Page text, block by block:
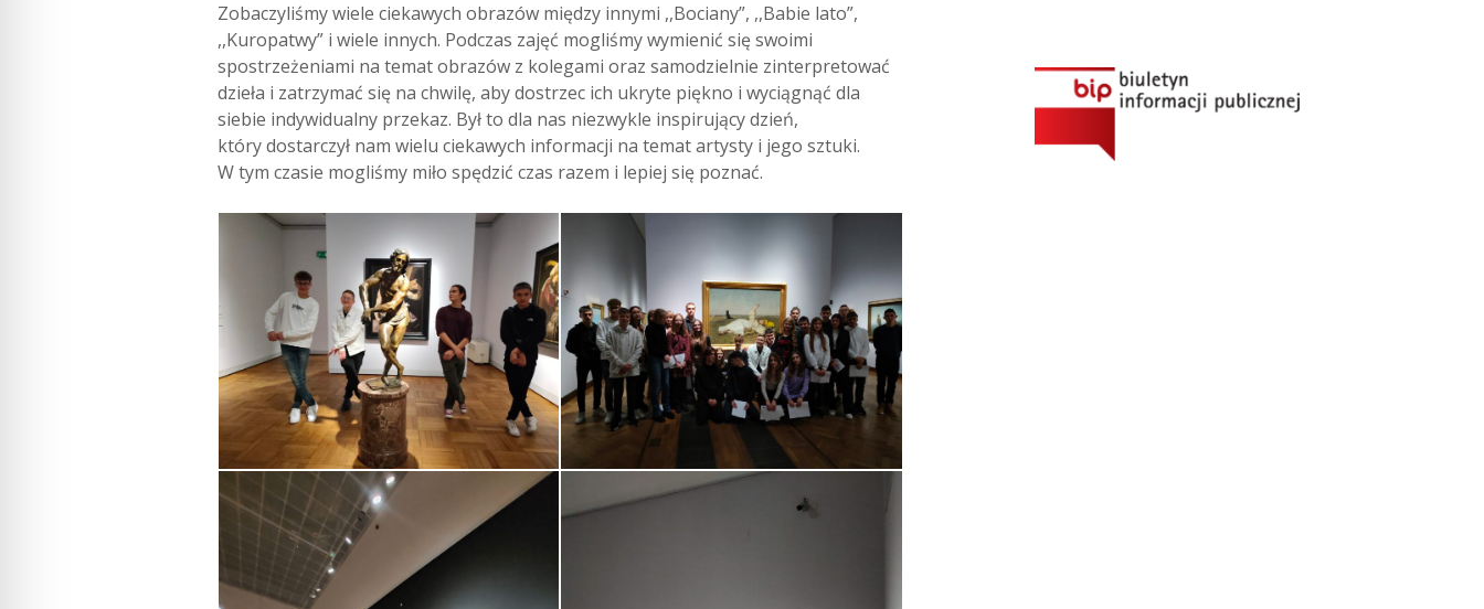
Zobaczyliśmy wiele ciekawych obrazów między innymi ,,Bociany”, ,,Babie lato”,
,,Kuropatwy” i wiele innych. Podczas zajęć mogliśmy wymienić się swoimi
spostrzeżeniami na temat obrazów z kolegami oraz samodzielnie zinterpretować
dzieła i zatrzymać się na chwilę, aby dostrzec ich ukryte piękno i wyciągnąć dla
siebie indywidualny przekaz. Był to dla nas niezwykle inspirujący dzień,
który dostarczył nam wielu ciekawych informacji na temat artysty i jego sztuki.
W tym czasie mogliśmy miło spędzić czas razem i lepiej się poznać.